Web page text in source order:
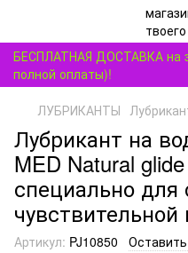
БЕСПЛАТНАЯ ДОСТАВКА на
полной оплаты)!
ЛУБРИКАНТЫ
Лубрикант на
MED Natural
специально для
Артикул: PJ10850